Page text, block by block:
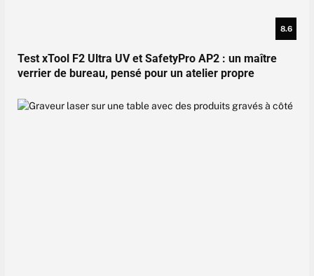
8.6
Test xTool F2 Ultra UV et SafetyPro AP2 : un maître
verrier de bureau, pensé pour un atelier propre